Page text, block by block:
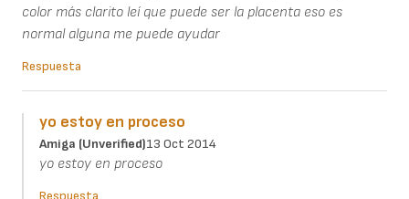
color más clarito leí que puede ser la placenta eso es
normal alguna me puede ayudar
Respuesta
yo estoy en proceso
Amiga (unverified)13 Oct 2014
yo estoy en proceso
Respuesta